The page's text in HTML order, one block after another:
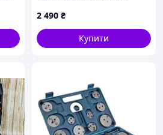
80C673C26X
2 490 ₴
Купити